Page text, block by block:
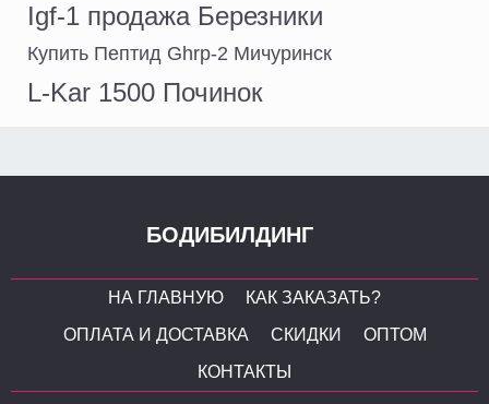
Igf-1 продажа Березники
Купить Пептид Ghrp-2 Мичуринск
L-Kar 1500 Починок
БОДИБИЛДИНГ
НА ГЛАВНУЮ
КАК ЗАКАЗАТЬ?
ОПЛАТА И ДОСТАВКА
СКИДКИ
ОПТОМ
КОНТАКТЫ